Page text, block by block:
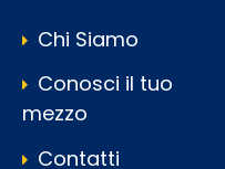
Chi Siamo
Conosci il tuo
mezzo
Contatti